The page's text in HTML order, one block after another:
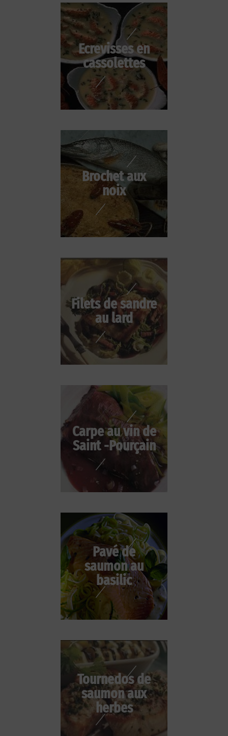
Ecrevisses en
cassolettes
Brochet aux
noix
Filets de sandre
au lard
Carpe au vin de
Saint -Pourçain
Pavé de
saumon au
basilic
Tournedos de
saumon aux
herbes